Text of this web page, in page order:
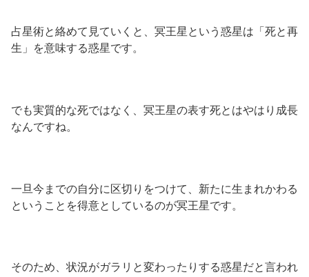
占星術と絡めて見ていくと、冥王星という惑星は「死と再
生」を意味する惑星です。
でも実質的な死ではなく、冥王星の表す死とはやはり成長
なんですね。
一旦今までの自分に区切りをつけて、新たに生まれかわる
ということを得意としているのが冥王星です。
そのため、状況がガラリと変わったりする惑星だと言われ